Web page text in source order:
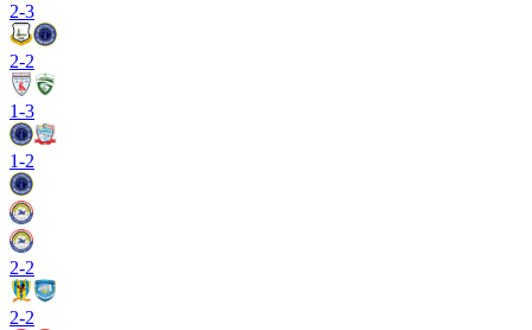
2-3
2-2
1-3
1-2
2-2
2-2